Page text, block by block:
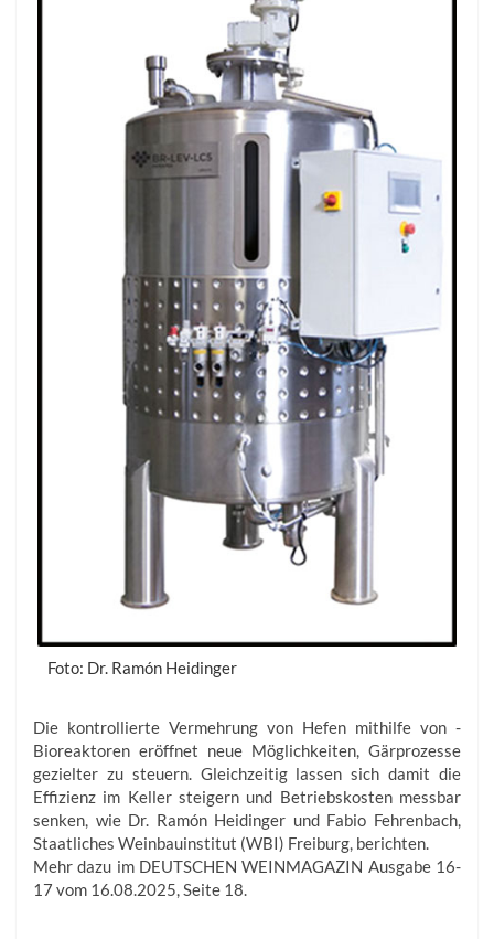
Foto: Dr. Ramón Heidinger
Die kontrollierte Vermehrung von Hefen mithilfe von ­
Bioreaktoren eröffnet neue Möglichkeiten, Gärprozesse
gezielter zu steuern. Gleichzeitig lassen sich damit die
Effizienz im Keller steigern und Betriebskosten messbar
senken, wie Dr. Ramón Heidinger und ­Fabio Fehrenbach,
Staatliches Weinbauinstitut (WBI) Freiburg, berichten.
Mehr dazu im DEUTSCHEN WEINMAGAZIN Ausgabe 16-
17 vom 16.08.2025, Seite 18.